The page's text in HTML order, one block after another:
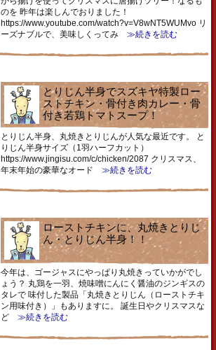
のを 昨年は楽しんでおりました！
https://www.youtube.com/watch?v=V8wNT5WUMvo リ
ーズナブルで、美味しくってみ ≫続きを読む
とりじん半身でスズキヤ特製ロー
ストチキン・骨付き肉カレー・骨
付き若鶏トマトスープ！
とりじん半身、丸焼きとりじんが人気な最近です。 と
りじん半身サイズ（1羽ハーフカット）
https://www.jingisu.com/c/chicken/2087 クリスマス、
年末年始の豪華なオード
≫続きを読む
ローストチキンに、丸焼きとりじ
ん・とりじん半身！！
今年は、ゴージャスにやっぱり丸焼きっていかがでし
ょう？ 丸鶏を一羽、焼味噌にんにく醤油のジンギスの
タレで 味付した製品「丸焼きとりじん（ローストチキ
ン用味付き）」もありますに。 誕生日やクリスマスな
ど ≫続きを読む